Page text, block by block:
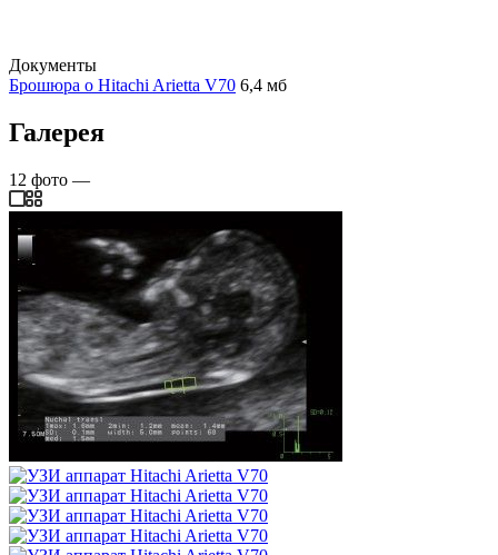
Документы
Брошюра о Hitachi Arietta V70 6,4 мб
Галерея
12 фото —